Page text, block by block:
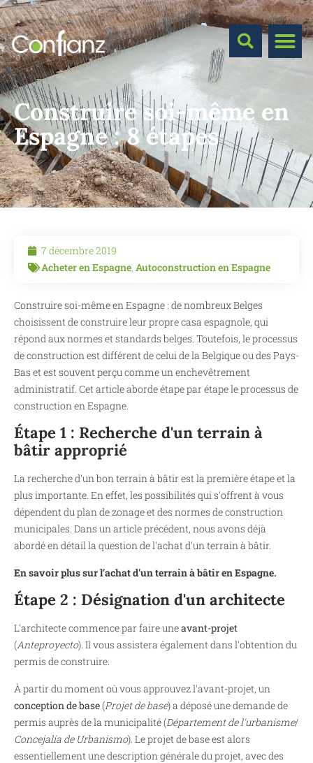
Construire soi-même en
Espagne : 8 étapes
7 décembre 2019
Acheter en Espagne, Autoconstruction en Espagne
Construire soi-même en Espagne : de nombreux Belges
choisissent de construire leur propre casa espagnole, qui
répond aux normes et standards belges. Toutefois, le processus
de construction est différent de celui de la Belgique ou des Pays-
Bas et est souvent perçu comme un enchevêtrement
administratif. Cet article aborde étape par étape le processus de
construction en Espagne.
Étape 1 : Recherche d'un terrain à
bâtir approprié
La recherche d'un bon terrain à bâtir est la première étape et la
plus importante. En effet, les possibilités qui s'offrent à vous
dépendent du plan de zonage et des normes de construction
municipales. Dans un article précédent, nous avons déjà
abordé en détail la question de l'achat d'un terrain à bâtir.
En savoir plus sur l'achat d'un terrain à bâtir en Espagne.
Étape 2 : Désignation d'un architecte
L'architecte commence par faire uneavant-projet
(Anteproyecto). Il vous assistera également dans l'obtention du
permis de construire.
À partir du moment où vous approuvez l'avant-projet, un
conception de base(Projet de base) a déposé une demande de
permis auprès de la municipalité (Département de l'urbanisme/
Concejalía de Urbanismo). Le projet de base est alors
essentiellement une description générale du projet, avec des